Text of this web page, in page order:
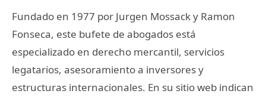
Fundado en 1977 por Jurgen Mossack y Ramon
Fonseca, este bufete de abogados está
especializado en derecho mercantil, servicios
legatarios, asesoramiento a inversores y
estructuras internacionales. En su sitio web indican